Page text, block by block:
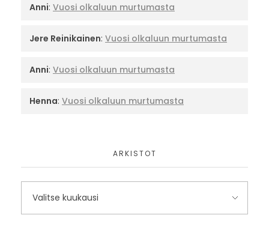
Anni: Vuosi olkaluun murtumasta
Jere Reinikainen: Vuosi olkaluun murtumasta
Anni: Vuosi olkaluun murtumasta
Henna: Vuosi olkaluun murtumasta
ARKISTOT